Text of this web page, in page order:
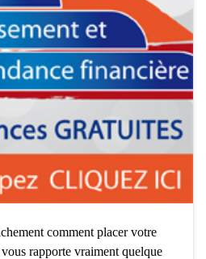
comment placer votre
rapporte vraiment quelque